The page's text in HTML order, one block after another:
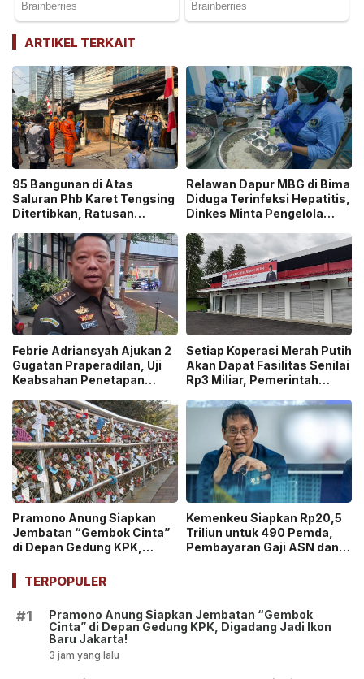
ARTIKEL TERKAIT
95 Bangunan di Atas
Saluran Phb Karet Tengsing
Ditertibkan, Ratusan
Dikerahkan
Relawan Dapur MBG di Bima
Diduga Terinfeksi Hepatitis,
Dinkes Minta Pengelola
Febrie Adriansyah Ajukan 2
Gugatan Praperadilan, Uji
Keabsahan Penetapan
Penyitaan Aset!
Setiap Koperasi Merah Putih
Akan Dapat Fasilitas Senilai
Rp3 Miliar, Pemerintah
Pramono Anung Siapkan
Jembatan “Gembok Cinta”
di Depan Gedung KPK,
Jakarta!
Kemenkeu Siapkan Rp20,5
Triliun untuk 490 Pemda,
Pembayaran Gaji ASN dan
TERPOPULER
#1
Pramono Anung Siapkan Jembatan “Gembok
Cinta” di Depan Gedung KPK, Digadang Jadi Ikon
Baru Jakarta!
3 jam yang lalu